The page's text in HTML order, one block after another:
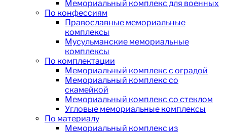
Мемориальный комплекс для военных
По конфессиям
Православные мемориальные
комплексы
Мусульманские мемориальные
комплексы
По комплектации
Мемориальный комплекс с оградой
Мемориальный комплекс со
скамейкой
Мемориальный комплекс со стеклом
Угловые мемориальные комплексы
По материалу
Мемориальный комплекс из